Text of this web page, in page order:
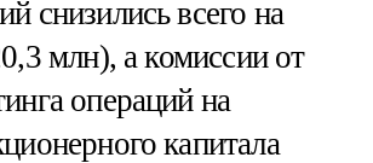
снизились всего на
млн), а комиссии от
операций на
капитала